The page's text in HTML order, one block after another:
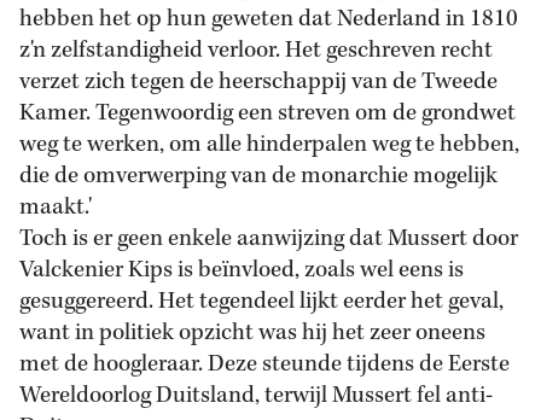
hebben het op hun geweten dat Nederland in 1810
z'n zelfstandigheid verloor. Het geschreven recht
verzet zich tegen de heerschappij van de Tweede
Kamer. Tegenwoordig een streven om de grondwet
weg te werken, om alle hinderpalen weg te hebben,
die de omverwerping van de monarchie mogelijk
maakt.'
Toch is er geen enkele aanwijzing dat Mussert door
Valckenier Kips is beïnvloed, zoals wel eens is
gesuggereerd. Het tegendeel lijkt eerder het geval,
want in politiek opzicht was hij het zeer oneens
met de hoogleraar. Deze steunde tijdens de Eerste
Wereldoorlog Duitsland, terwijl Mussert fel anti-